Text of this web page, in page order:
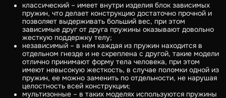
классический – имеет внутри изделия блок зависимых
пружин, что делает конструкцию достаточно прочной и
позволяет выдерживать больший вес, при этом
зависимые друг от друга пружины оказывают довольно
жесткую поддержку телу;
независимый – в нем каждая из пружин находится в
отдельном гнезде и не скреплена с другой, такие модели
отлично принимают форму тела человека, при этом
имеют невысокую жесткость, в случае поломки одной из
пружин, ее можно заменить по отдельности, не нарушая
целостность всей конструкции;
мультизонные – в таких моделях используются пружины